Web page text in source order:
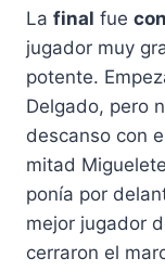
La final fue
jugador muy
potente.
Delgado, pero
descanso con
mitad
ponía por
mejor jugador
cerraron el